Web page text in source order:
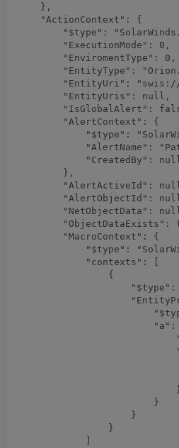
    },
    "ActionContext": {
"$type":
        "ExecutionMode": 0,
        "EnviromentType": 0,
"EntityType":
"EntityUri":
        "EntityUris": null,
"IsGlobalAlert":
        "AlertContext": {
"$type":
"AlertName":
"CreatedBy":
        },
"AlertActiveId":
"AlertObjectId":
"NetObjectData":
"ObjectDataExists":
        "MacroContext": {
"$type":
            "contexts": [
                {
"a":
                        }
                    }
                }